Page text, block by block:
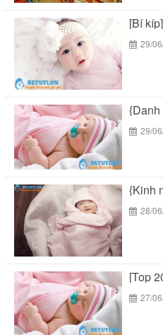
29/
29/
28/
27/